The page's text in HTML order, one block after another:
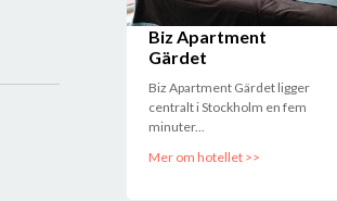
Biz Apartment
Gärdet
Biz Apartment Gärdet ligger
centralt i Stockholm en fem
minuter...
Mer om hotellet >>